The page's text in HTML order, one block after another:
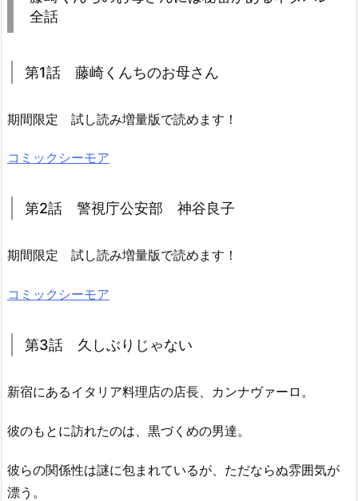
全話
第1話 藤崎くんちのお母さん
期間限定 試し読み増量版で読めます！
コミックシーモア
第2話 警視庁公安部 神谷良子
期間限定 試し読み増量版で読めます！
コミックシーモア
第3話 久しぶりじゃない
新宿にあるイタリア料理店の店長、カンナヴァーロ。
彼のもとに訪れたのは、黒づくめの男達。
彼らの関係性は謎に包まれているが、ただならぬ雰囲気が
漂う。